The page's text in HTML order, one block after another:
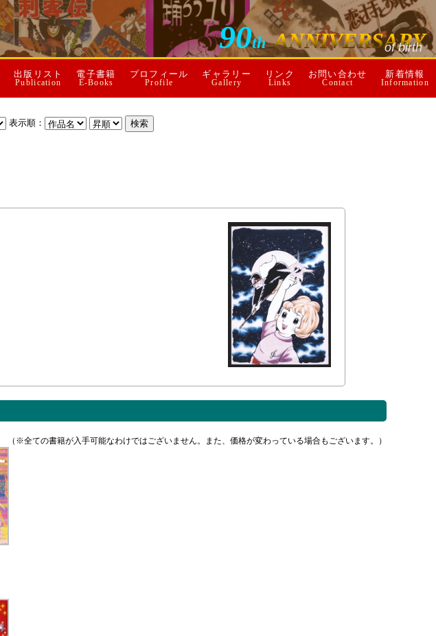
90th ANNIVERSARY
of birth
出版リスト
Publication
電子書籍
E-Books
プロフィール
Profile
ギャラリー
Gallery
リンク
Links
お問い合わせ
Contact
新着情報
Information
表示順：